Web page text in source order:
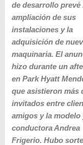
de desarrollo prevé
ampliación de sus
instalaciones y la
adquisición de
maquinaria. El
hizo durante un
en Park Hyatt
que asistieron más
invitados entre
amigos y la modelo
conductora Andrea
Frigerio. Hubo